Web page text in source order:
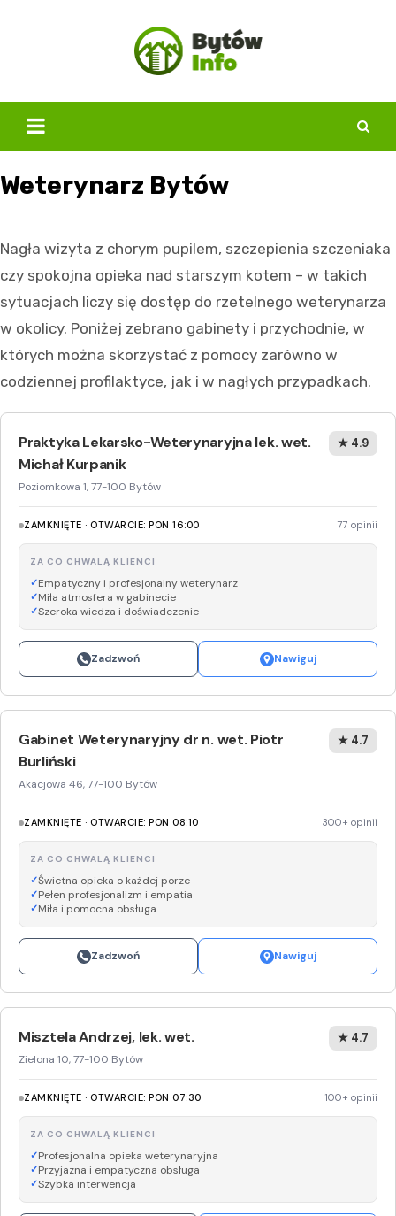
Weterynarz Bytów
Nagła wizyta z chorym pupilem, szczepienia szczeniaka
czy spokojna opieka nad starszym kotem – w takich
sytuacjach liczy się dostęp do rzetelnego weterynarza
w okolicy. Poniżej zebrano gabinety i przychodnie, w
których można skorzystać z pomocy zarówno w
codziennej profilaktyce, jak i w nagłych przypadkach.
Praktyka Lekarsko-Weterynaryjna lek. wet.
Michał Kurpanik
Poziomkowa 1, 77-100 Bytów
★ 4.9
ZAMKNIĘTE · OTWARCIE: PON 16:00 77 opinii
ZA CO CHWALĄ KLIENCI
Empatyczny i profesjonalny weterynarz
Miła atmosfera w gabinecie
Szeroka wiedza i doświadczenie
Zadzwoń Nawiguj
Gabinet Weterynaryjny dr n. wet. Piotr
Burliński
Akacjowa 46, 77-100 Bytów
★ 4.7
ZAMKNIĘTE · OTWARCIE: PON 08:10 300+ opinii
ZA CO CHWALĄ KLIENCI
Świetna opieka o każdej porze
Pełen profesjonalizm i empatia
Miła i pomocna obsługa
Zadzwoń Nawiguj
Misztela Andrzej, lek. wet.
Zielona 10, 77-100 Bytów
★ 4.7
ZAMKNIĘTE · OTWARCIE: PON 07:30 100+ opinii
ZA CO CHWALĄ KLIENCI
Profesjonalna opieka weterynaryjna
Przyjazna i empatyczna obsługa
Szybka interwencja